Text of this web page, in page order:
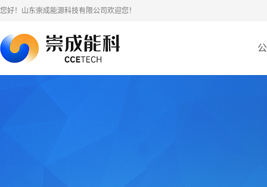
您好！山东崇成能源科技有限公司欢迎您！